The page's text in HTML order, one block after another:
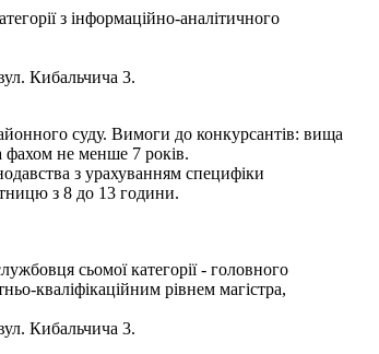
з інформаційно-аналітичного
Кибальчича 3.
суду. Вимоги до конкурсантів: вища
фахом не менше 7 років.
з урахуванням специфіки
з 8 до 13 години.
сьомої категорії - головного
кваліфікаційним рівнем магістра,
Кибальчича 3.